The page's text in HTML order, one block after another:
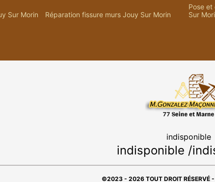
Sur Morin Réparation fissure murs Jouy Sur Morin
Pose
Sur
indisponible
indisponible /
©2023 - 2026 TOUT DROIT RÉSERVÉ -